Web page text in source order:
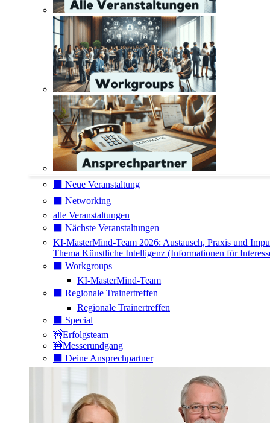
⬛️ Neue Veranstaltung
⬛️ Networking
alle Veranstaltungen
⬛️ Nächste Veranstaltungen
KI-MasterMind-Team 2026: Austausch, Praxis und
Thema Künstliche Intelligenz (Informationen für
⬛️ Workgroups
KI-MasterMind-Team
⬛️ Regionale Trainertreffen
Regionale Trainertreffen
⬛️ Special
🚧Erfolgsteam
🚧Messerundgang
⬛️ Deine Ansprechpartner